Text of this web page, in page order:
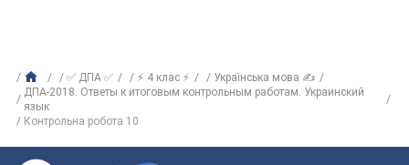
✅ ДПА ✅ ⚡ 4 клас ⚡
Українська мова ✍
ДПА-2018. Ответы к итоговым контрольным работам. Украинский
язык
Контрольна робота 10